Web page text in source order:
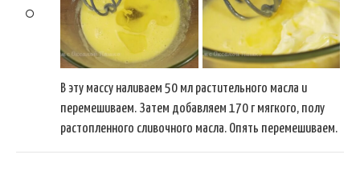
В эту массу наливаем 50 мл растительного масла и
перемешиваем. Затем добавляем 170 г мягкого, полу
растопленного сливочного масла. Опять перемешиваем.